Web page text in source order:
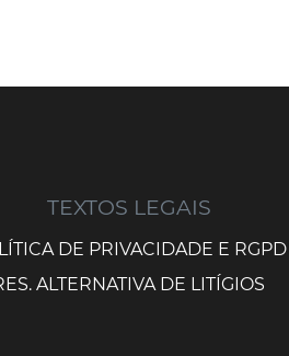
TEXTOS LEGAIS
DE PRIVACIDADE E RGPD
ALTERNATIVA DE LITÍGIOS